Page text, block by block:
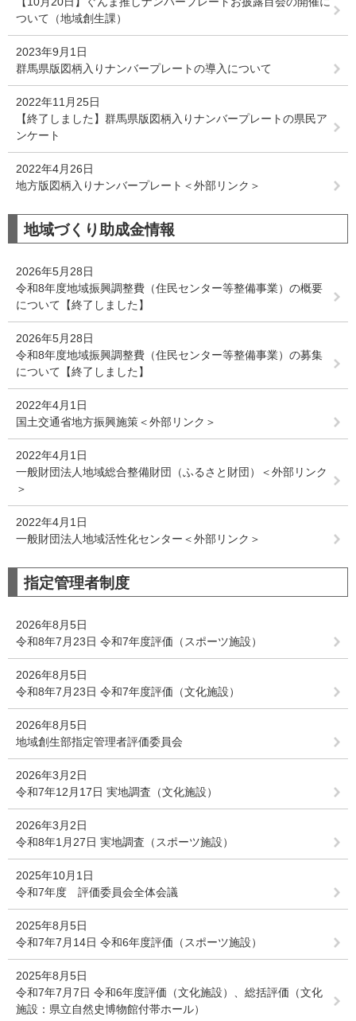
ついて（地域創生課）
2023年9月1日
群馬県版図柄入りナンバープレートの導入について
2022年11月25日
【終了しました】群馬県版図柄入りナンバープレートの県民ア
ンケート
2022年4月26日
地方版図柄入りナンバープレート＜外部リンク＞
地域づくり助成金情報
2026年5月28日
令和8年度地域振興調整費（住民センター等整備事業）の概要
について【終了しました】
2026年5月28日
令和8年度地域振興調整費（住民センター等整備事業）の募集
について【終了しました】
2022年4月1日
国土交通省地方振興施策＜外部リンク＞
2022年4月1日
一般財団法人地域総合整備財団（ふるさと財団）＜外部リンク
＞
2022年4月1日
一般財団法人地域活性化センター＜外部リンク＞
指定管理者制度
2026年8月5日
令和8年7月23日 令和7年度評価（スポーツ施設）
2026年8月5日
令和8年7月23日 令和7年度評価（文化施設）
2026年8月5日
地域創生部指定管理者評価委員会
2026年3月2日
令和7年12月17日 実地調査（文化施設）
2026年3月2日
令和8年1月27日 実地調査（スポーツ施設）
2025年10月1日
令和7年度 評価委員会全体会議
2025年8月5日
令和7年7月14日 令和6年度評価（スポーツ施設）
2025年8月5日
令和7年7月7日 令和6年度評価（文化施設）、総括評価（文化
施設：県立自然史博物館付帯ホール）